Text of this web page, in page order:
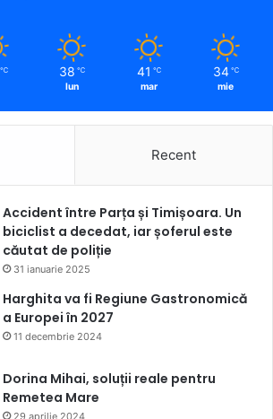
℃ 38 ℃
lun
41 ℃
mar
34 ℃
mie
Recent
Accident între Parța și Timișoara. Un
biciclist a decedat, iar șoferul este
căutat de poliție
31 ianuarie 2025
Harghita va fi Regiune Gastronomică
a Europei în 2027
11 decembrie 2024
Dorina Mihai, soluții reale pentru
Remetea Mare
29 aprilie 2024